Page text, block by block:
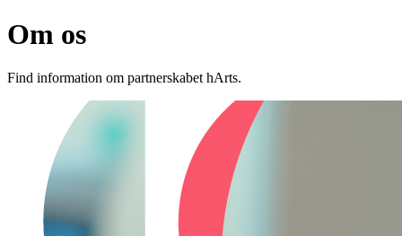
Om os
Find information om partnerskabet hArts.